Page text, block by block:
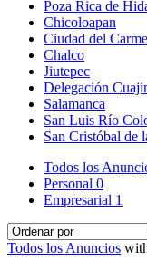
Poza Rica de
Chicoloapan
Ciudad del
Chalco
Jiutepec
Delegación
Salamanca
San Luis Río
San Cristóbal de
Todos los
Personal 0
Empresarial 1
Todos los Anuncios